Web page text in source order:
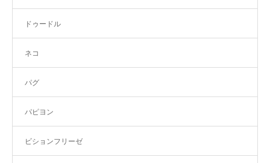
ドゥードル
ネコ
パグ
パピヨン
ビションフリーゼ